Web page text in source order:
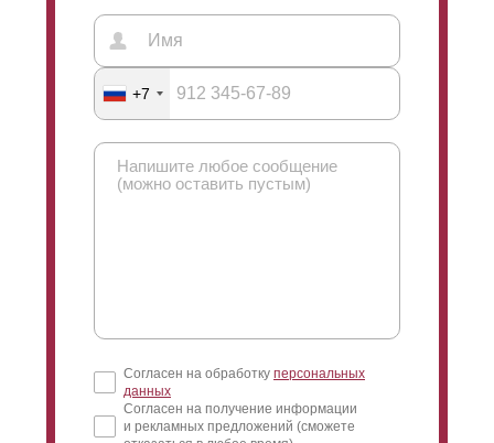
+7
Согласен на обработку персональных
данных
Согласен на получение информации
и рекламных предложений (сможете